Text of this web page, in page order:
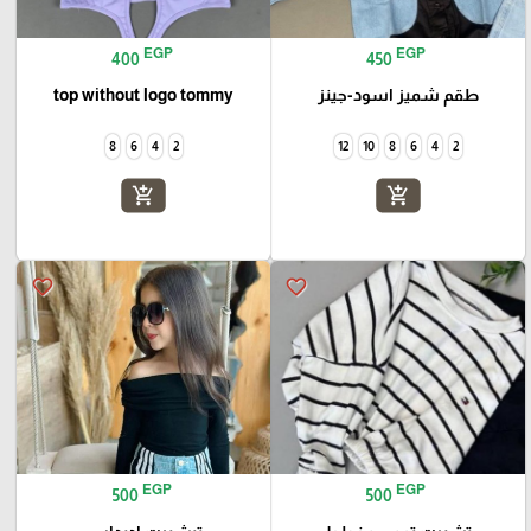
450 EGP
طقم شميز اسود-جينز
2
4
6
8
10
12
add_shopping_cart
400 EGP
top without logo tommy
2
4
6
8
add_shopping_cart
favorite_border
500 EGP
favorite_border
500 EGP